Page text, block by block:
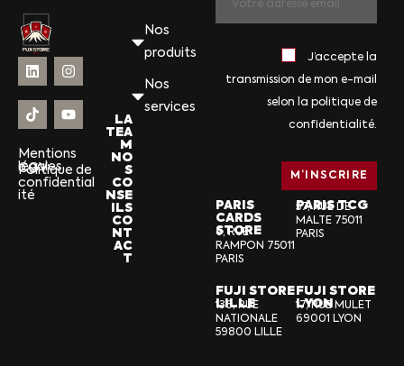
Mentions
légales
CGV
Politique de
confidential
ité
Nos
produits
Nos
services
LA
TEA
M
NO
S
CO
NSE
ILS
CO
NT
AC
T
J’accepte la
transmission de mon e-mail
selon la politique de
confidentialité.
PARIS
CARDS
STORE
6, RUE
RAMPON 75011
PARIS
PARIS TCG
57, RUE DE
MALTE 75011
PARIS
FUJI STORE
LILLE
136, RUE
NATIONALE
59800 LILLE
FUJI STORE
LYON
17, RUE MULET
69001 LYON